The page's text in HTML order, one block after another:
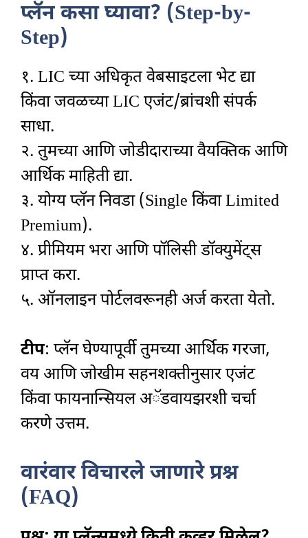
प्लॅन कसा घ्यावा? (Step-by-
Step)
१. LIC च्या अधिकृत वेबसाइटला भेट द्या
किंवा जवळच्या LIC एजंट/ब्रांचशी संपर्क
साधा.
२. तुमच्या आणि जोडीदाराच्या वैयक्तिक आणि
आर्थिक माहिती द्या.
३. योग्य प्लॅन निवडा (Single किंवा Limited
Premium).
४. प्रीमियम भरा आणि पॉलिसी डॉक्युमेंट्स
प्राप्त करा.
५. ऑनलाइन पोर्टलवरूनही अर्ज करता येतो.
टीप: प्लॅन घेण्यापूर्वी तुमच्या आर्थिक गरजा,
वय आणि जोखीम सहनशक्तीनुसार एजंट
किंवा फायनान्सियल अॅडवायझरशी चर्चा
करणे उत्तम.
वारंवार विचारले जाणारे प्रश्न
(FAQ)